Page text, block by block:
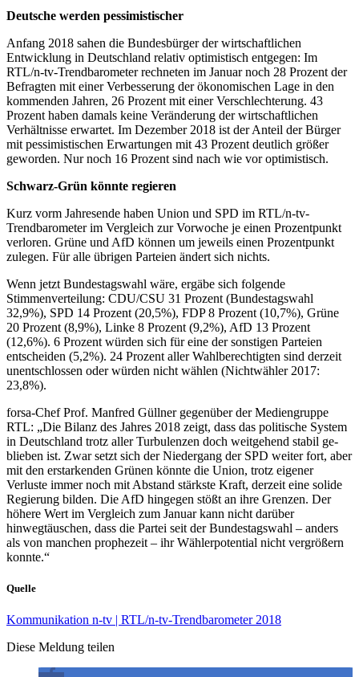
Deutsche werden pessimistischer
Anfang 2018 sahen die Bundesbürger der wirtschaftlichen
Entwicklung in Deutschland relativ optimistisch entgegen: Im
RTL/n-tv-Trendbarometer rechneten im Januar noch 28 Prozent der
Befragten mit einer Verbesserung der ökonomischen Lage in den
kommenden Jahren, 26 Prozent mit einer Verschlechterung. 43
Prozent haben damals keine Veränderung der wirtschaftlichen
Verhältnisse erwartet. Im Dezember 2018 ist der Anteil der Bürger
mit pessimistischen Erwartungen mit 43 Prozent deutlich größer
geworden. Nur noch 16 Prozent sind nach wie vor optimistisch.
Schwarz-Grün könnte regieren
Kurz vorm Jahresende haben Union und SPD im RTL/n-tv-
Trendbarometer im Vergleich zur Vorwoche je einen Prozentpunkt
verloren. Grüne und AfD können um jeweils einen Prozentpunkt
zulegen. Für alle übrigen Parteien ändert sich nichts.
Wenn jetzt Bundestagswahl wäre, ergäbe sich folgende
Stimmenverteilung: CDU/CSU 31 Prozent (Bundestagswahl
32,9%), SPD 14 Prozent (20,5%), FDP 8 Prozent (10,7%), Grüne
20 Prozent (8,9%), Linke 8 Prozent (9,2%), AfD 13 Prozent
(12,6%). 6 Prozent würden sich für eine der sonstigen Parteien
entscheiden (5,2%). 24 Prozent aller Wahlberechtigten sind derzeit
unentschlossen oder würden nicht wählen (Nichtwähler 2017:
23,8%).
forsa-Chef Prof. Manfred Güllner gegenüber der Mediengruppe
RTL: „Die Bilanz des Jahres 2018 zeigt, dass das politische System
in Deutschland trotz aller Turbulenzen doch weitgehend stabil ge-
blieben ist. Zwar setzt sich der Niedergang der SPD weiter fort, aber
mit den erstarkenden Grünen könnte die Union, trotz eigener
Verluste immer noch mit Abstand stärkste Kraft, derzeit eine solide
Regierung bilden. Die AfD hingegen stößt an ihre Grenzen. Der
höhere Wert im Vergleich zum Januar kann nicht darüber
hinwegtäuschen, dass die Partei seit der Bundestagswahl – anders
als von manchen prophezeit – ihr Wählerpotential nicht vergrößern
konnte.“
Quelle
Kommunikation n-tv | RTL/n-tv-Trendbarometer 2018
Diese Meldung teilen